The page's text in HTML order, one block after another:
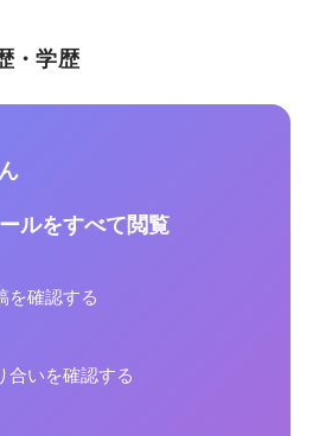
・学歴
ルをすべて閲覧
を確認する
合いを確認する